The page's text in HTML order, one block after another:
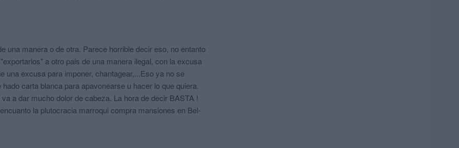
una manera o de otra. Parece horrible decir eso, no entanto
a otro pais de una manera ilegal, con la excusa
una excusa para imponer, chantagear,...Eso ya no se
carta blanca para apavonearse u hacer lo que quiera.
a dar mucho dolor de cabeza. La hora de decir BASTA !
la plutocracia marroqui compra mansiones en Bel-